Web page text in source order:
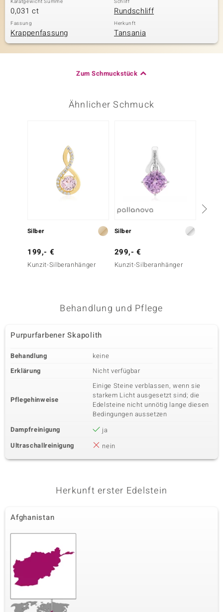
Karatgewicht Summe
0,031 ct
Schliff
Rundschliff
Fassung
Krappenfassung
Herkunft
Tansania
Zum Schmuckstück
Ähnlicher Schmuck
Silber
199,- €
Kunzit-Silberanhänger
Silber
299,- €
Kunzit-Silberanhänger
Behandlung und Pflege
Purpurfarbener Skapolith
Behandlung
keine
Erklärung
Nicht verfügbar
Pflegehinweise
Einige Steine verblassen, wenn sie
starkem Licht ausgesetzt sind; die
Edelsteine nicht unnötig lange diesen
Bedingungen aussetzen
Dampfreinigung
ja
Ultraschallreinigung
nein
Herkunft erster Edelstein
Afghanistan